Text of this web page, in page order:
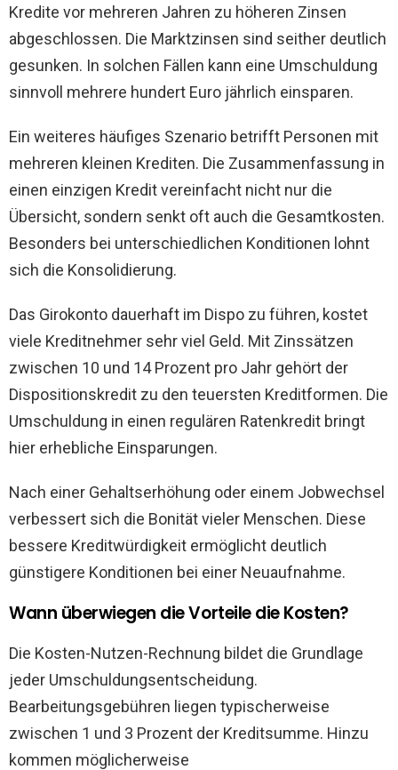
Kredite vor mehreren Jahren zu höheren Zinsen
abgeschlossen. Die Marktzinsen sind seither deutlich
gesunken. In solchen Fällen kann eine Umschuldung
sinnvoll mehrere hundert Euro jährlich einsparen.
Ein weiteres häufiges Szenario betrifft Personen mit
mehreren kleinen Krediten. Die Zusammenfassung in
einen einzigen Kredit vereinfacht nicht nur die
Übersicht, sondern senkt oft auch die Gesamtkosten.
Besonders bei unterschiedlichen Konditionen lohnt
sich die Konsolidierung.
Das Girokonto dauerhaft im Dispo zu führen, kostet
viele Kreditnehmer sehr viel Geld. Mit Zinssätzen
zwischen 10 und 14 Prozent pro Jahr gehört der
Dispositionskredit zu den teuersten Kreditformen. Die
Umschuldung in einen regulären Ratenkredit bringt
hier erhebliche Einsparungen.
Nach einer Gehaltserhöhung oder einem Jobwechsel
verbessert sich die Bonität vieler Menschen. Diese
bessere Kreditwürdigkeit ermöglicht deutlich
günstigere Konditionen bei einer Neuaufnahme.
Wann überwiegen die Vorteile die Kosten?
Die Kosten-Nutzen-Rechnung bildet die Grundlage
jeder Umschuldungsentscheidung.
Bearbeitungsgebühren liegen typischerweise
zwischen 1 und 3 Prozent der Kreditsumme. Hinzu
kommen möglicherweise